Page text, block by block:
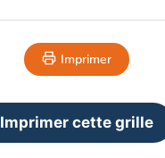
Imprimer
Imprimer cette grille